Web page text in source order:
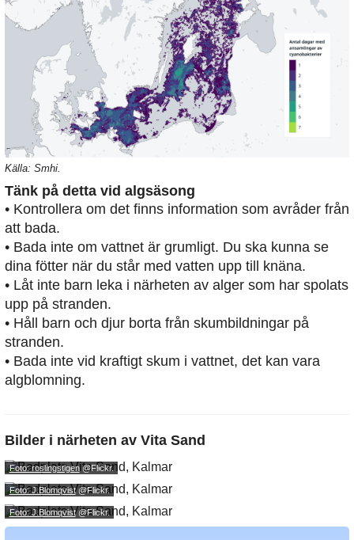
Källa: Smhi.
Tänk på detta vid algsäsong
• Kontrollera om det finns information som avråder från
att bada.
• Bada inte om vattnet är grumligt. Du ska kunna se
dina fötter när du står med vatten upp till knäna.
• Låt inte barn leka i närheten av alger som har spolats
upp på stranden.
• Håll barn och djur borta från skumbildningar på
stranden.
• Bada inte vid kraftigt skum i vattnet, det kan vara
algblomning.
Bilder i närheten av Vita Sand
Foto: roslingstigen@Flickr.
Foto: J.Blomqvist@Flickr.
Foto: J.Blomqvist@Flickr.